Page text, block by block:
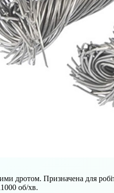
дротом. Призначена для
об/хв.